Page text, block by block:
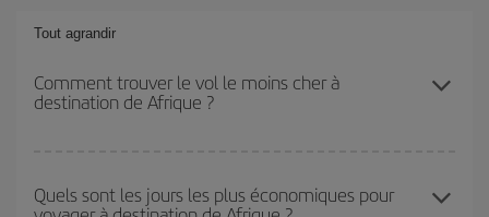
Tout agrandir
Comment trouver le vol le moins cher à
destination de Afrique ?
bas en évitant les hautes saisons, en achetant à l'avance et en
restant flexible sur les dates et les horaires de votre aller-retour. Si
Quels sont les jours les plus économiques pour